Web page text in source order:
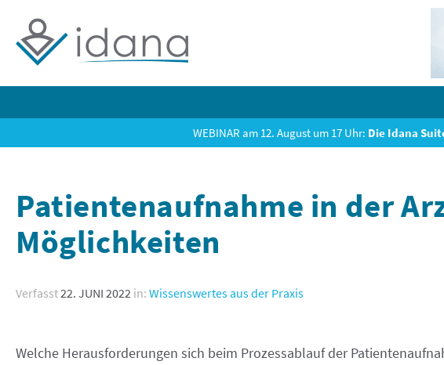
WEBINAR am 12. August um 17 Uhr: Die Idana
Patientenaufnahme in der
Möglichkeiten
Verfasst22. JUNI 2022 in: Wissenswertes aus der Praxis
Welche Herausforderungen sich beim Prozessablauf der